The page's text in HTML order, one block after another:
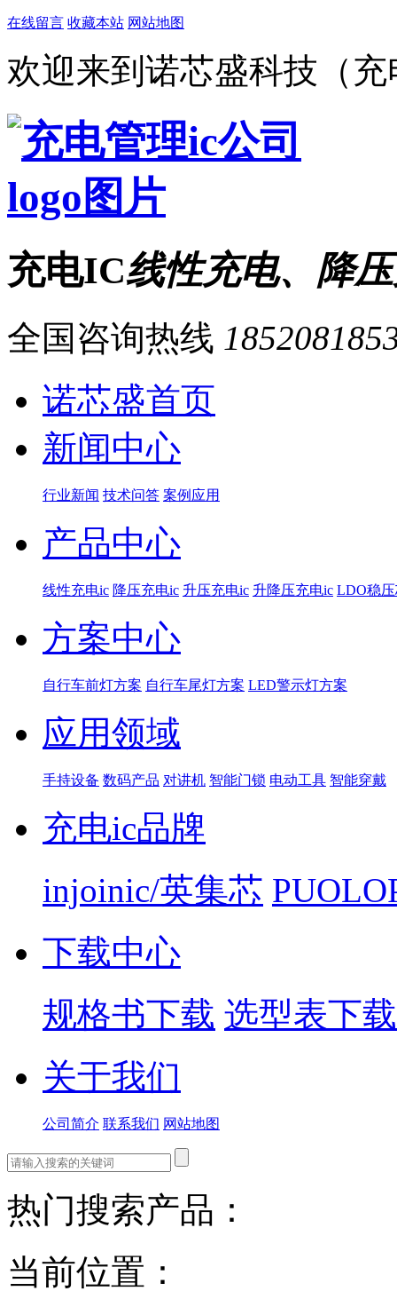
在线留言 收藏本站 网站地图
欢迎来到诺芯盛科技（
充电IC线性充电、降
全国咨询热线
诺芯盛首页
新闻中心
行业新闻 技术问答 案例应用
产品中心
线性充电ic 降压充电ic 升压充电ic 升降压充电ic LDO稳
方案中心
自行车前灯方案 自行车尾灯方案 LED警示灯方案
应用领域
手持设备 数码产品 对讲机 智能门锁 电动工具 智能穿戴
充电ic品牌
injoinic/英集芯
下载中心
规格书下载 选型表下载
关于我们
公司简介 联系我们 网站地图
热门搜索产品：
当前位置：